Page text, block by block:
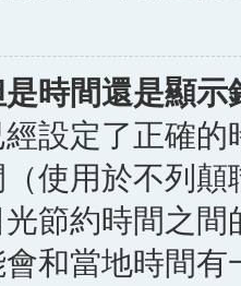
時間還是顯示
設定了正確
使用於不列
節約時間之
和當地時間